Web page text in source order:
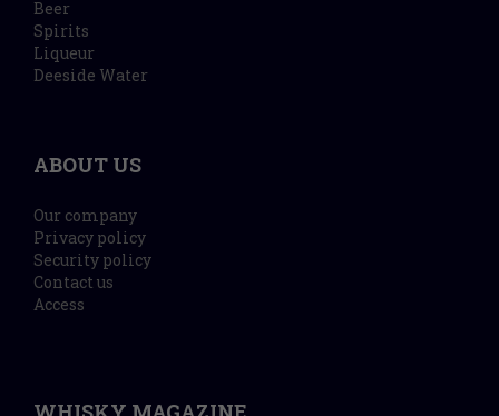
Beer
Spirits
Liqueur
Deeside Water
ABOUT US
Our company
Privacy policy
Security policy
Contact us
Access